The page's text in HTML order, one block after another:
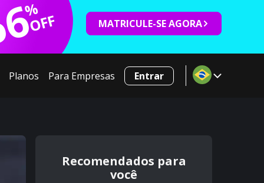
%
OFF MATRICULE-SE AGORA
Planos Para Empresas Entrar
Recomendados para
você